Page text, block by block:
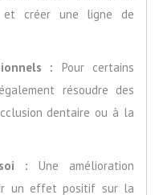
créer une ligne de
: Pour certains
résoudre des
dentaire ou à la
: Une amélioration
un effet positif sur la